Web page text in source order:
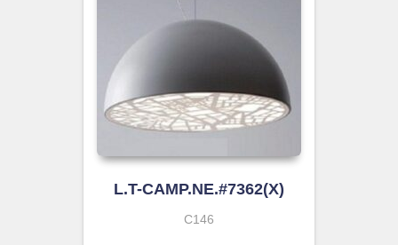
L.T-CAMP.NE.#7362(X)
C146